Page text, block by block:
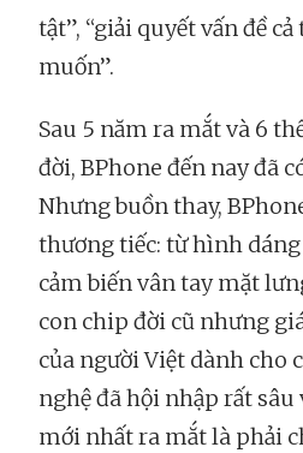
tật”, “giải quyết vấn đề
muốn”.
Sau 5 năm ra mắt và 6
đời, BPhone đến nay đã
Nhưng buồn thay,
thương tiếc: từ hình
cảm biến vân tay mặt
con chip đời cũ nhưng
của người Việt dành cho
nghệ đã hội nhập rất
mới nhất ra mắt là phải